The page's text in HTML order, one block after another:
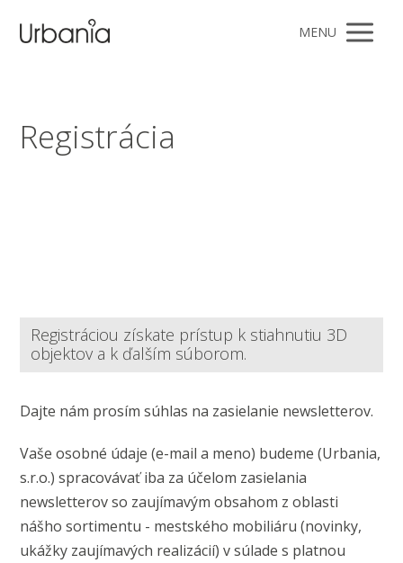
MENU
Registrácia
Registráciou získate prístup k stiahnutiu 3D
objektov a k ďalším súborom.
Dajte nám prosím súhlas na zasielanie newsletterov.
Vaše osobné údaje (e-mail a meno) budeme (Urbania,
s.r.o.) spracovávať iba za účelom zasielania
newsletterov so zaujímavým obsahom z oblasti
nášho sortimentu - mestského mobiliáru (novinky,
ukážky zaujímavých realizácií) v súlade s platnou